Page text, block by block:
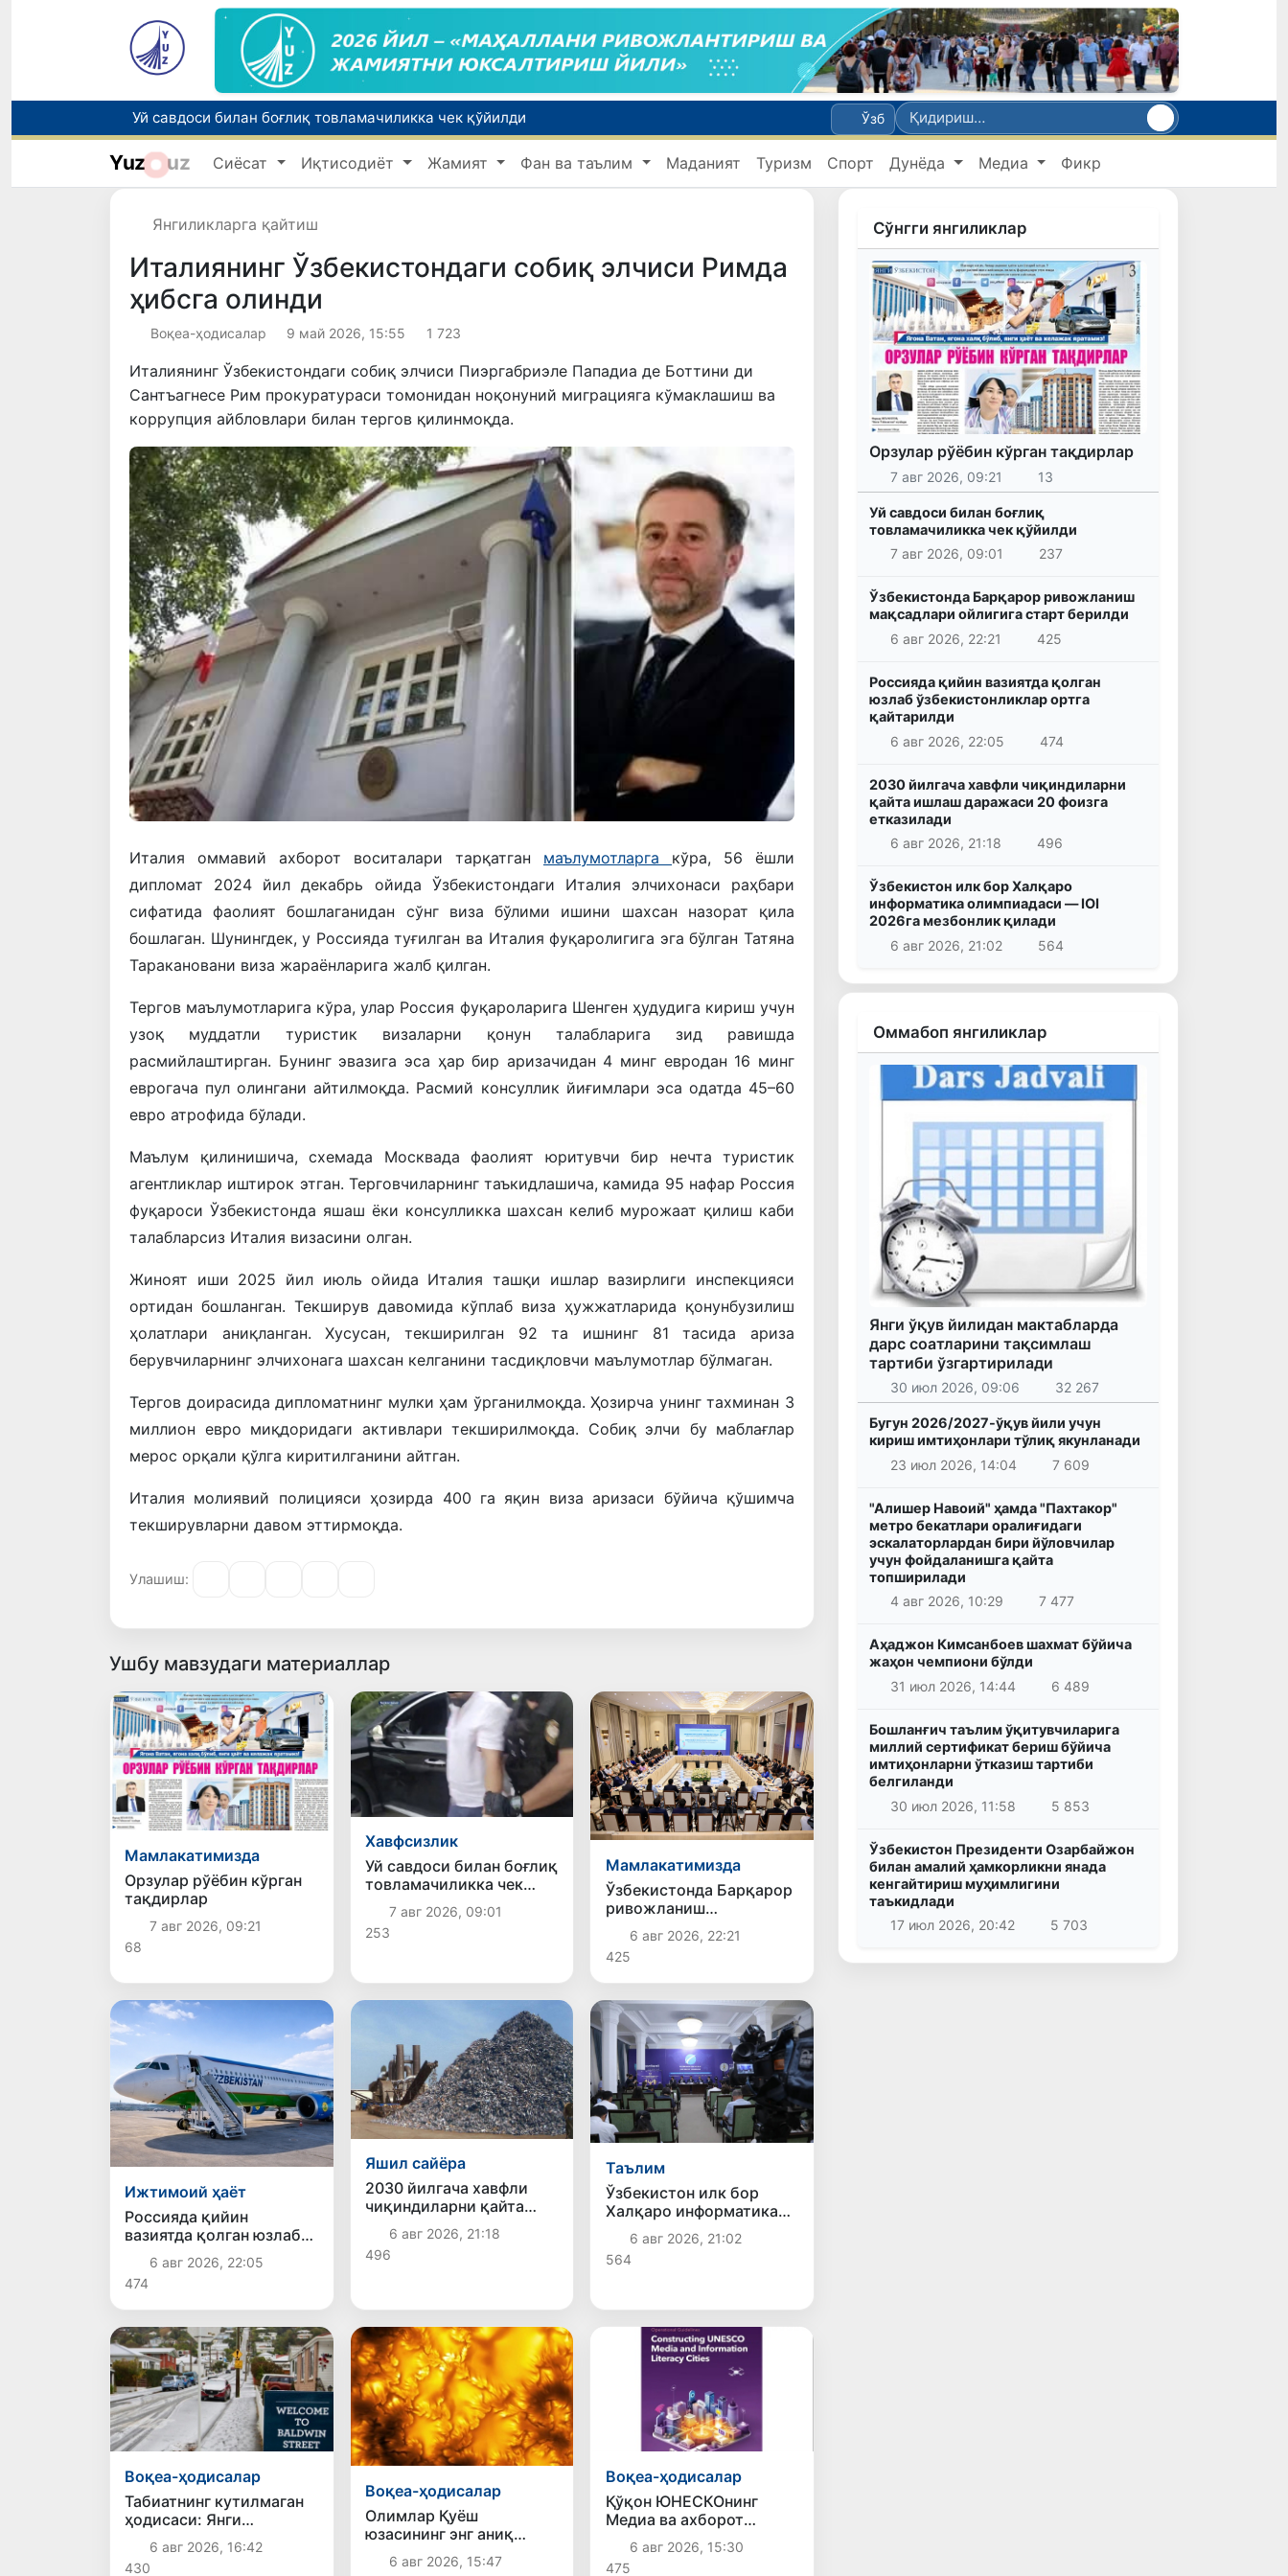
Уй савдоси билан боғлиқ товламачиликка чек қўйилди
Ўзбекистонда Барқарор ривожланиш мақсадлари ойлигига старт берилди
Россияда қийин вазиятда қолган юзлаб ўзбекистонликлар ортга қайтарилди
Орзулар рўёбин кўрган тақдирлар
Ўзб
Yuz uz Сиёсат Иқтисодиёт Жамият Фан ва таълим Маданият Туризм Спорт Дунёда Медиа Фикр
Янгиликларга қайтиш
Италиянинг Ўзбекистондаги собиқ элчиси Римда
ҳибсга олинди
Воқеа-ҳодисалар 9 май 2026, 15:55 1 723
Италиянинг Ўзбекистондаги собиқ элчиси Пиэргабриэле Пападиа де Боттини ди
Сантъагнесе Рим прокуратураси томонидан ноқонуний миграцияга кўмаклашиш ва
коррупция айбловлари билан тергов қилинмоқда.
Италия оммавий ахборот воситалари тарқатган маълумотларга кўра, 56 ёшли
дипломат 2024 йил декабрь ойида Ўзбекистондаги Италия элчихонаси раҳбари
сифатида фаолият бошлаганидан сўнг виза бўлими ишини шахсан назорат қила
бошлаган. Шунингдек, у Россияда туғилган ва Италия фуқаролигига эга бўлган Татяна
Таракановани виза жараёнларига жалб қилган.
Тергов маълумотларига кўра, улар Россия фуқароларига Шенген ҳудудига кириш учун
узоқ муддатли туристик визаларни қонун талабларига зид равишда
расмийлаштирган. Бунинг эвазига эса ҳар бир аризачидан 4 минг евродан 16 минг
еврогача пул олингани айтилмоқда. Расмий консуллик йиғимлари эса одатда 45–60
евро атрофида бўлади.
Маълум қилинишича, схемада Москвада фаолият юритувчи бир нечта туристик
агентликлар иштирок этган. Терговчиларнинг таъкидлашича, камида 95 нафар Россия
фуқароси Ўзбекистонда яшаш ёки консулликка шахсан келиб мурожаат қилиш каби
талабларсиз Италия визасини олган.
Жиноят иши 2025 йил июль ойида Италия ташқи ишлар вазирлиги инспекцияси
ортидан бошланган. Текширув давомида кўплаб виза ҳужжатларида қонунбузилиш
ҳолатлари аниқланган. Хусусан, текширилган 92 та ишнинг 81 тасида ариза
берувчиларнинг элчихонага шахсан келганини тасдиқловчи маълумотлар бўлмаган.
Тергов доирасида дипломатнинг мулки ҳам ўрганилмоқда. Ҳозирча унинг тахминан 3
миллион евро миқдоридаги активлари текширилмоқда. Собиқ элчи бу маблағлар
мерос орқали қўлга киритилганини айтган.
Италия молиявий полицияси ҳозирда 400 га яқин виза аризаси бўйича қўшимча
текширувларни давом эттирмоқда.
Улашиш:
Ушбу мавзудаги материаллар
Мамлакатимизда
Орзулар рўёбин кўрган
тақдирлар
7 авг 2026, 09:21
68
Хавфсизлик
Уй савдоси билан боғлиқ
товламачиликка чек
қўйилди
7 авг 2026, 09:01
253
Мамлакатимизда
Ўзбекистонда Барқарор
ривожланиш
мақсадлари ойлигига
старт берилди
6 авг 2026, 22:21
425
Ижтимоий ҳаёт
Россияда қийин
вазиятда қолган юзлаб
ўзбекистонликлар ортга
қайтарилди
6 авг 2026, 22:05
474
Яшил сайёра
2030 йилгача хавфли
чиқиндиларни қайта
ишлаш даражаси 20
фоизга етказилади
6 авг 2026, 21:18
496
Таълим
Ўзбекистон илк бор
Халқаро информатика
олимпиадаси — IOI
2026га мезбонлик
қилади
6 авг 2026, 21:02
564
Воқеа-ҳодисалар
Табиатнинг кутилмаган
ҳодисаси: Янги
Зеландияга қалин қор
ёғди6 авг 2026, 16:42
430
Воқеа-ҳодисалар
Олимлар Қуёш
юзасининг энг аниқ
тасвирларини эълон
қилишди
6 авг 2026, 15:47
Воқеа-ҳодисалар
Қўқон ЮНЕСКОнинг
Медиа ва ахборот
саводхонлиги бўйича
Глобал альянсига
6 авг 2026, 15:30
475
Сўнгги янгиликлар
Орзулар рўёбин кўрган тақдирлар
7 авг 2026, 09:21 13
Уй савдоси билан боғлиқ
товламачиликка чек қўйилди
7 авг 2026, 09:01
237
Ўзбекистонда Барқарор ривожланиш
мақсадлари ойлигига старт берилди
6 авг 2026, 22:21
425
Россияда қийин вазиятда қолган
юзлаб ўзбекистонликлар ортга
қайтарилди
6 авг 2026, 22:05
474
2030 йилгача хавфли чиқиндиларни
қайта ишлаш даражаси 20 фоизга
етказилади
6 авг 2026, 21:18
496
Ўзбекистон илк бор Халқаро
информатика олимпиадаси — IOI
2026га мезбонлик қилади
6 авг 2026, 21:02
564
Оммабоп янгиликлар
Янги ўқув йилидан мактабларда
дарс соатларини тақсимлаш
тартиби ўзгартирилади
30 июл 2026, 09:06 32 267
Бугун 2026/2027-ўқув йили учун
кириш имтиҳонлари тўлиқ якунланади
23 июл 2026, 14:04
7 609
"Алишер Навоий" ҳамда "Пахтакор"
метро бекатлари оралиғидаги
эскалаторлардан бири йўловчилар
учун фойдаланишга қайта
топширилади
4 авг 2026, 10:29
7 477
Аҳаджон Кимсанбоев шахмат бўйича
жаҳон чемпиони бўлди
31 июл 2026, 14:44
6 489
Бошланғич таълим ўқитувчиларига
миллий сертификат бериш бўйича
имтиҳонларни ўтказиш тартиби
белгиланди
30 июл 2026, 11:58
5 853
Ўзбекистон Президенти Озарбайжон
билан амалий ҳамкорликни янада
кенгайтириш муҳимлигини
таъкидлади
17 июл 2026, 20:42
5 703